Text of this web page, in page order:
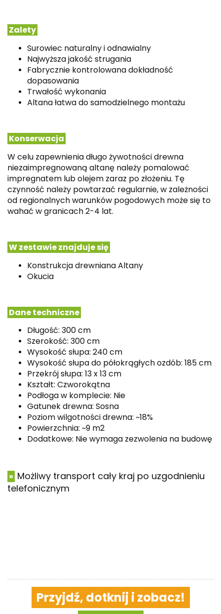
Zalety
Surowiec naturalny i odnawialny
Najwyższa jakość strugania
Fabrycznie kontrolowana dokładność
dopasowania
Trwałość wykonania
Altana łatwa do samodzielnego montażu
Konserwacja
W celu zapewnienia długo żywotności drewna
niezaimpregnowaną altanę należy pomalować
impregnatem lub olejem zaraz po złożeniu. Tę
czynność należy powtarzać regularnie, w zależności
od regionalnych warunków pogodowych może się to
wahać w granicach 2-4 lat.
W zestawie znajduje się
Konstrukcja drewniana Altany
Okucia
Dane techniczne
Długość: 300 cm
Szerokość: 300 cm
Wysokość słupa: 240 cm
Wysokość słupa do półokrągłych ozdób: 185 cm
Przekrój słupa: 13 x 13 cm
Kształt: Czworokątna
Podłoga w komplecie: Nie
Gatunek drewna: Sosna
Poziom wilgotności drewna: ~18%
Powierzchnia: ~9 m2
Dodatkowe: Nie wymaga zezwolenia na budowę
» Możliwy transport cały kraj po uzgodnieniu
telefonicznym
Przyjdź, dotknij i zobacz!